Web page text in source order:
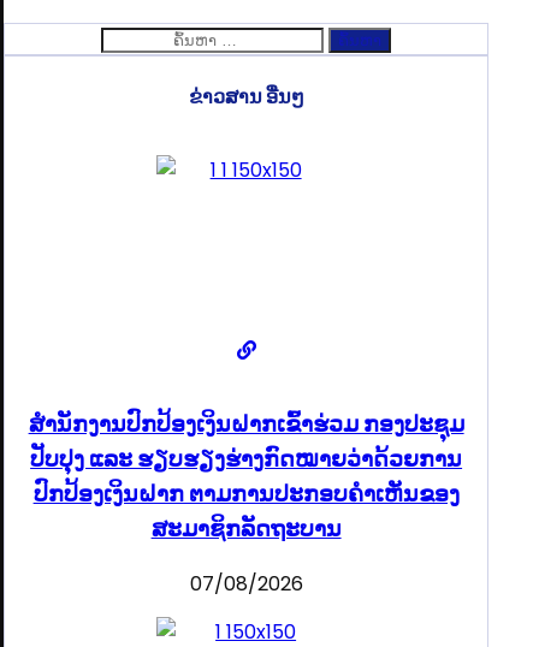
ຄົ້ນຫາ
ຂ່າວສານ ອື່ນໆ
ສໍານັກງານປົກປ້ອງເງິນຝາກເຂົ້າຮ່ວມ ກອງປະຊຸມ
ປັບປຸງ ແລະ ຮຽບຮຽງຮ່າງກົດໝາຍວ່າດ້ວຍການ
ປົກປ້ອງເງິນຝາກ ຕາມການປະກອບຄຳເຫັນຂອງ
ສະມາຊິກລັດຖະບານ
07/08/2026